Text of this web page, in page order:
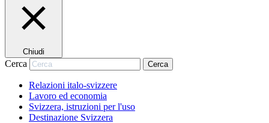
Chiudi
Cerca Cerca
Relazioni italo-svizzere
Lavoro ed economia
Svizzera, istruzioni per l'uso
Destinazione Svizzera